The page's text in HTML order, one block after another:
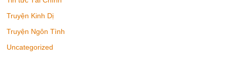
Truyện Kinh Dị
Truyện Ngôn Tình
Uncategorized